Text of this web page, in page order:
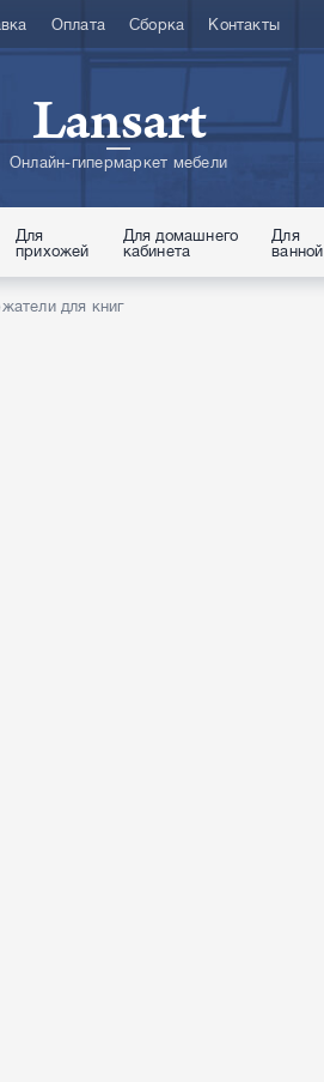
Оплата Сборка Контакты
Lansart
Онлайн-гипермаркет мебели
Для
прихожей
Для домашнего
кабинета
Для
ванной
для книг